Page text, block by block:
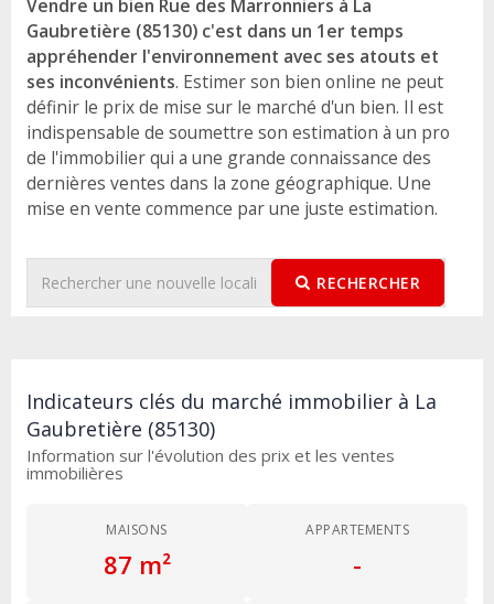
Vendre un bien Rue des Marronniers à La
Gaubretière (85130) c'est dans un 1er temps
appréhender l'environnement avec ses atouts et
ses inconvénients. Estimer son bien online ne peut
définir le prix de mise sur le marché d'un bien. Il est
indispensable de soumettre son estimation à un pro
de l'immobilier qui a une grande connaissance des
dernières ventes dans la zone géographique. Une
mise en vente commence par une juste estimation.
RECHERCHER
Indicateurs clés du marché immobilier à La
Gaubretière (85130)
Information sur l'évolution des prix et les ventes
immobilières
MAISONS
87 m²
APPARTEMENTS
-